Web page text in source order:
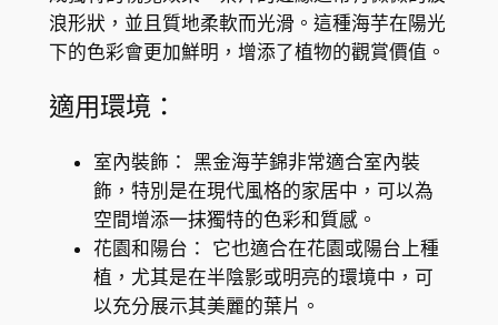
a
e
s
c
浪形狀，並且質地柔軟而光滑。這種海芋在陽光
下的色彩會更加鮮明，增添了植物的觀賞價值。
適用環境：
室內裝飾： 黑金海芋錦非常適合室內裝
飾，特別是在現代風格的家居中，可以為
空間增添一抹獨特的色彩和質感。
花園和陽台： 它也適合在花園或陽台上種
植，尤其是在半陰影或明亮的環境中，可
以充分展示其美麗的葉片。